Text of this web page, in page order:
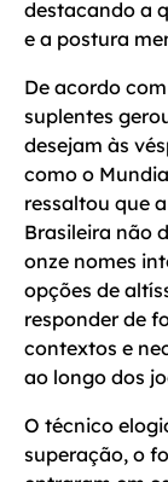
destacando a
e a postura
De acordo
suplentes
desejam às
como o
ressaltou que
Brasileira não
onze nomes
opções de
responder de
contextos e
ao longo dos
O técnico
superação, o